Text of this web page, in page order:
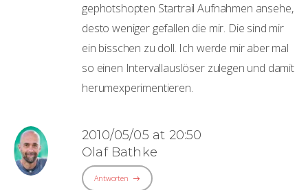
gephotshopten Startrail Aufnahmen ansehe,
desto weniger gefallen die mir. Die sind mir
ein bisschen zu doll. Ich werde mir aber mal
so einen Intervallauslöser zulegen und damit
herumexperimentieren.
2010/05/05 at 20:50
Olaf Bathke
Antworten